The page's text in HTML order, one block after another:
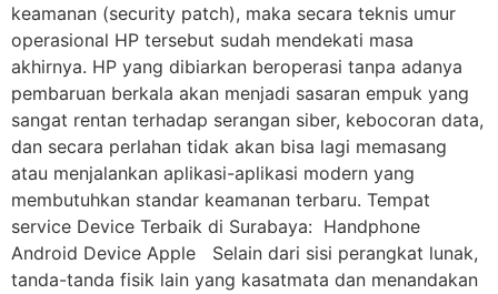
keamanan (security patch), maka secara teknis umur
operasional HP tersebut sudah mendekati masa
akhirnya. HP yang dibiarkan beroperasi tanpa adanya
pembaruan berkala akan menjadi sasaran empuk yang
sangat rentan terhadap serangan siber, kebocoran data,
dan secara perlahan tidak akan bisa lagi memasang
atau menjalankan aplikasi-aplikasi modern yang
membutuhkan standar keamanan terbaru. Tempat
service Device Terbaik di Surabaya: Handphone
Android Device Apple Selain dari sisi perangkat lunak,
tanda-tanda fisik lain yang kasatmata dan menandakan